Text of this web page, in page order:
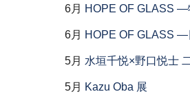
6月 HOPE OF GLASS
6月 HOPE OF GLASS
5月 水垣千悦×野口悦士
5月 Kazu Oba 展